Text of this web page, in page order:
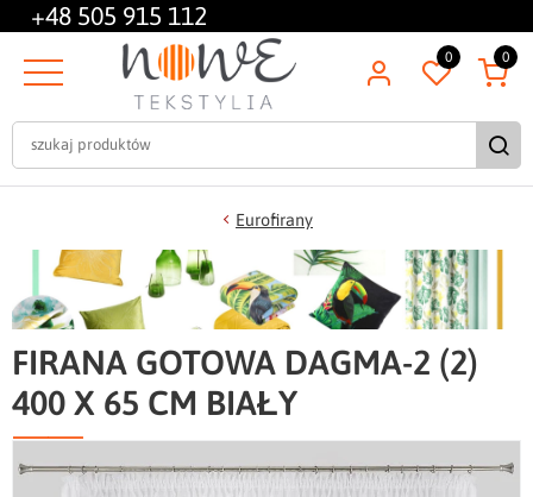
+48 505 915 112
0 0
Eurofirany
FIRANA GOTOWA DAGMA-2 (2)
400 X 65 CM BIAŁY